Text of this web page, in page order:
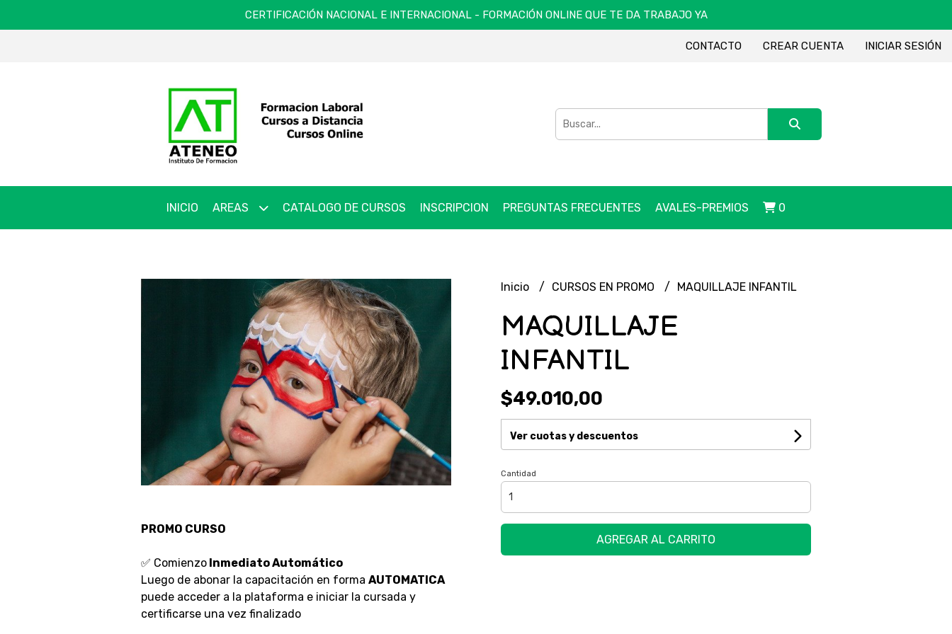
CERTIFICACIÓN NACIONAL E INTERNACIONAL - FORMACIÓN ONLINE QUE TE DA TRABAJO YA
CONTACTO CREAR CUENTA INICIAR SESIÓN
INICIO AREAS CATALOGO DE CURSOS INSCRIPCION PREGUNTAS FRECUENTES AVALES-PREMIOS 0
PROMO CURSO
✅ Comienzo Inmediato Automático
Luego de abonar la capacitación en forma AUTOMATICA
puede acceder a la plataforma e iniciar la cursada y
certificarse una vez finalizado
Inicio CURSOS EN PROMO MAQUILLAJE INFANTIL
MAQUILLAJE
INFANTIL
$49.010,00
Ver cuotas y descuentos
Cantidad
AGREGAR AL CARRITO